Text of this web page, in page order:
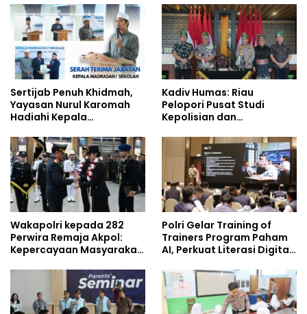
Studi Kepolisian
Era Digital
Sertijab Penuh Khidmah,
Yayasan Nurul Karomah
Hadiahi Kepala
Umrah
Kadiv Humas: Riau
Pelopori Pusat Studi
Kepolisian dan
Policing Masuki Babak
Wakapolri kepada 282
Perwira Remaja Akpol:
Kepercayaan Masyarakat
Polri Gelar Training of
Trainers Program Paham
AI, Perkuat Literasi Digital